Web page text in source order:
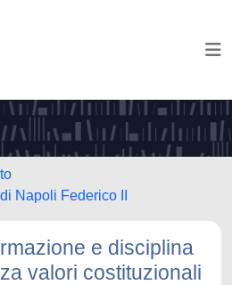
Napoli Federico II
e disciplina
valori costituzionali